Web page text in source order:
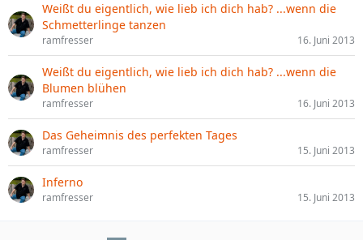
Weißt du eigentlich, wie lieb ich dich hab? ...wenn die
Schmetterlinge tanzen
ramfresser 16. Juni 2013
Weißt du eigentlich, wie lieb ich dich hab? ...wenn die
Blumen blühen
ramfresser 16. Juni 2013
Das Geheimnis des perfekten Tages
ramfresser 15. Juni 2013
Inferno
ramfresser 15. Juni 2013